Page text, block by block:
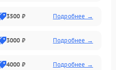
3500 ₽ Подробнее →
3000 ₽ Подробнее →
4000 ₽ Подробнее →